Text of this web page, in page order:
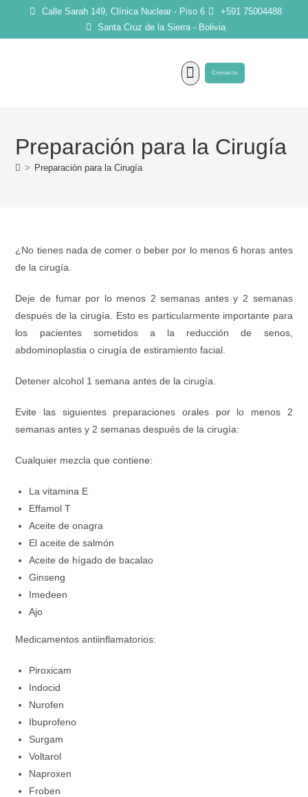
Calle Sarah 149, Clínica Nuclear - Piso 6
+591 75004488
Santa Cruz de la Sierra - Bolivia
Contacto
Preparación para la Cirugía
> Preparación para la Cirugía
¿No tienes nada de comer o beber por lo menos 6 horas antes
de la cirugía.
Deje de fumar por lo menos 2 semanas antes y 2 semanas
después de la cirugía. Esto es particularmente importante para
los pacientes sometidos a la reducción de senos,
abdominoplastia o cirugía de estiramiento facial.
Detener alcohol 1 semana antes de la cirugía.
Evite las siguientes preparaciones orales por lo menos 2
semanas antes y 2 semanas después de la cirugía:
Cualquier mezcla que contiene:
La vitamina E
Effamol T
Aceite de onagra
El aceite de salmón
Aceite de hígado de bacalao
Ginseng
Imedeen
Ajo
Medicamentos antiinflamatorios:
Piroxicam
Indocid
Nurofen
Ibuprofeno
Surgam
Voltarol
Naproxen
Froben